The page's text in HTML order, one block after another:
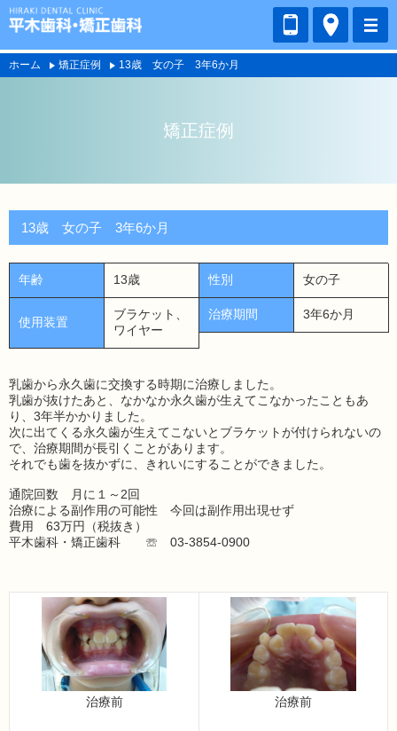
ホーム 矯正症例 13歳 女の子 3年6か月
矯正症例
13歳 女の子 3年6か月
年齢 13歳 性別 女の子
使用装置
ブラケット、
ワイヤー
治療期間 3年6か月
乳歯から永久歯に交換する時期に治療しました。
乳歯が抜けたあと、なかなか永久歯が生えてこなかったこともあ
り、3年半かかりました。
次に出てくる永久歯が生えてこないとブラケットが付けられないの
で、治療期間が長引くことがあります。
それでも歯を抜かずに、きれいにすることができました。
通院回数 月に１～2回
治療による副作用の可能性 今回は副作用出現せず
費用 63万円（税抜き）
平木歯科・矯正歯科 ☏ 03-3854-0900
治療前 治療前